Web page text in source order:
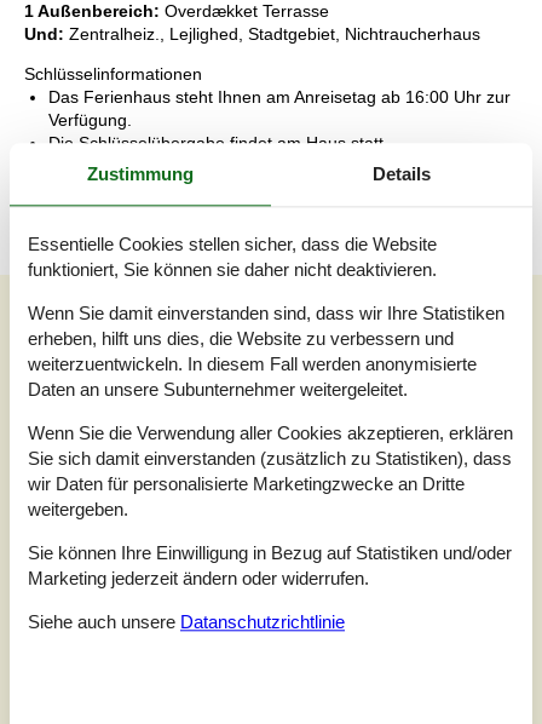
1 Außenbereich: Overdækket Terrasse
Und: Zentralheiz., Lejlighed, Stadtgebiet, Nichtraucherhaus
Schlüsselinformationen
Das Ferienhaus steht Ihnen am Anreisetag ab 16:00 Uhr zur
Verfügung.
Die Schlüsselübergabe findet am Haus statt.
Dieses Haus ist Smart-Lock-fähig
Unsere Gästebewertungen
Unsere GästebewertungenExterne Bewertungen
3,0
Bewertung ist vom 05.02.2023
4 (0)
2
Zustimmung Details
Essentielle Cookies stellen sicher, dass die Website
funktioniert, Sie können sie daher nicht deaktivieren.
Wenn Sie damit einverstanden sind, dass wir Ihre Statistiken
erheben, hilft uns dies, die Website zu verbessern und
weiterzuentwickeln. In diesem Fall werden anonymisierte
Daten an unsere Subunternehmer weitergeleitet.
Wenn Sie die Verwendung aller Cookies akzeptieren, erklären
Sie sich damit einverstanden (zusätzlich zu Statistiken), dass
wir Daten für personalisierte Marketingzwecke an Dritte
weitergeben.
Sie können Ihre Einwilligung in Bezug auf Statistiken und/oder
Marketing jederzeit ändern oder widerrufen.
Siehe auch unsere Datanschutzrichtlinie